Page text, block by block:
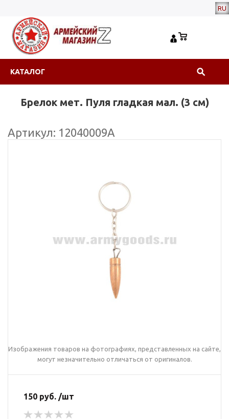
RU
КАТАЛОГ
Брелок мет. Пуля гладкая мал. (3 см)
Артикул: 12040009А
Изображения товаров на фотографиях, представленных на сайте,
могут незначительно отличаться от оригиналов.
150 руб. /шт